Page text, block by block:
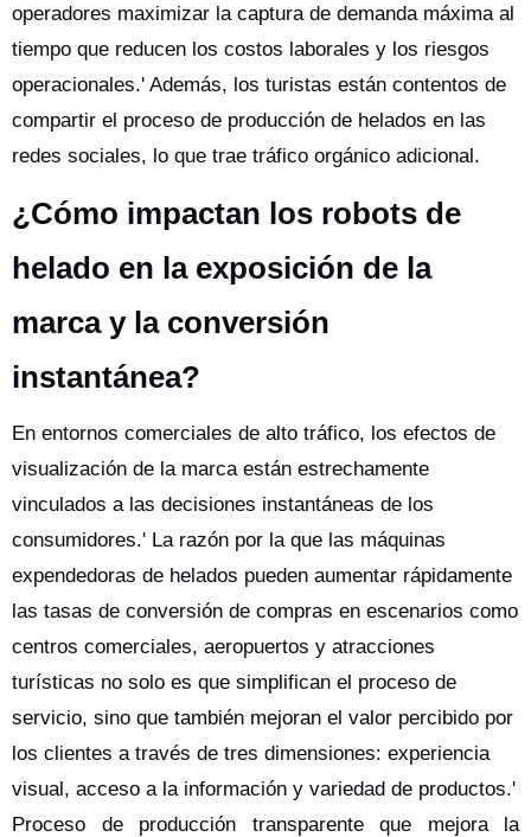
operadores maximizar la captura de demanda máxima al
tiempo que reducen los costos laborales y los riesgos
operacionales.' Además, los turistas están contentos de
compartir el proceso de producción de helados en las
redes sociales, lo que trae tráfico orgánico adicional.
¿Cómo impactan los robots de
helado en la exposición de la
marca y la conversión
instantánea?
En entornos comerciales de alto tráfico, los efectos de
visualización de la marca están estrechamente
vinculados a las decisiones instantáneas de los
consumidores.' La razón por la que las máquinas
expendedoras de helados pueden aumentar rápidamente
las tasas de conversión de compras en escenarios como
centros comerciales, aeropuertos y atracciones
turísticas no solo es que simplifican el proceso de
servicio, sino que también mejoran el valor percibido por
los clientes a través de tres dimensiones: experiencia
visual, acceso a la información y variedad de productos.'
Proceso de producción transparente que mejora la